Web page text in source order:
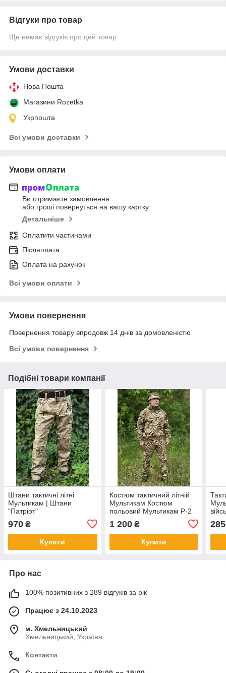
Відгуки про товар
Ще немає відгуків про цей товар
Умови доставки
Нова Пошта
Магазини Rozetka
Укрпошта
Всі умови доставки
Умови оплати
Ви отримаєте замовлення
або гроші повернуться на вашу картку
Детальніше
Оплатити частинами
Післяплата
Оплата на рахунок
Всі умови оплати
Умови повернення
Повернення товару впродовж 14 днів за домовленістю
Всі умови повернення
Подібні товари компанії
Штани тактичні літні
Мультикам | Штани
"Патріот"
970 ₴
Купити
Костюм тактичний літній
Мультикам Костюм
польовий Мультикам Р-2
1 200₴
Купити
46
285
Про нас
100% позитивних з 289 відгуків за рік
Працює з 24.10.2023
м. Хмельницький
Хмельницький, Україна
Контакти